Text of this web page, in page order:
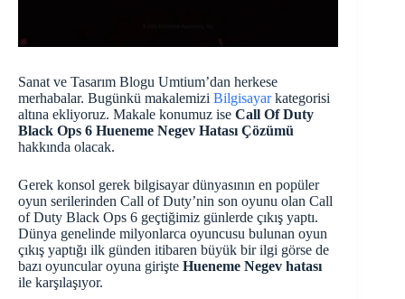
Sanat ve Tasarım Blogu Umtium’dan herkese
merhabalar. Bugünkü makalemizi Bilgisayarkategorisi
altına ekliyoruz. Makale konumuz ise Call Of Duty
Black Ops 6 Hueneme Negev Hatası Çözümü
hakkında olacak.
Gerek konsol gerek bilgisayar dünyasının en popüler
oyun serilerinden Call of Duty’nin son oyunu olan Call
of Duty Black Ops 6 geçtiğimiz günlerde çıkış yaptı.
Dünya genelinde milyonlarca oyuncusu bulunan oyun
çıkış yaptığı ilk günden itibaren büyük bir ilgi görse de
bazı oyuncular oyuna girişte Hueneme Negev hatası
ile karşılaşıyor.